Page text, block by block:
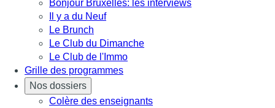
Bonjour Bruxelles: les interviews
Il y a du Neuf
Le Brunch
Le Club du Dimanche
Le Club de l'Immo
Grille des programmes
Nos dossiers
Colère des enseignants